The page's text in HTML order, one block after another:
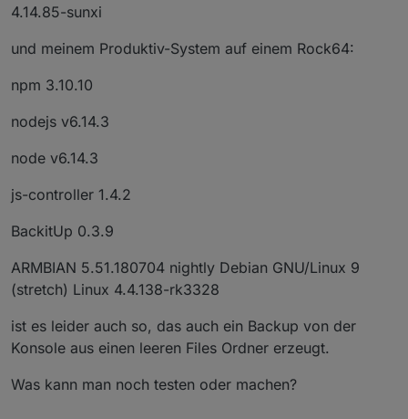
4.14.85-sunxi
und meinem Produktiv-System auf einem Rock64:
npm 3.10.10
nodejs v6.14.3
node v6.14.3
js-controller 1.4.2
BackitUp 0.3.9
ARMBIAN 5.51.180704 nightly Debian GNU/Linux 9
(stretch) Linux 4.4.138-rk3328
ist es leider auch so, das auch ein Backup von der
Konsole aus einen leeren Files Ordner erzeugt.
Was kann man noch testen oder machen?